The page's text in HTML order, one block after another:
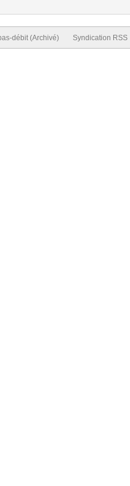
débit (Archivé) Syndication RSS